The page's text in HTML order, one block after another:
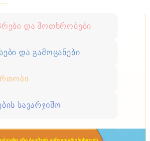
და მოთხრობები
და გამოცანები
სავარჯიშო